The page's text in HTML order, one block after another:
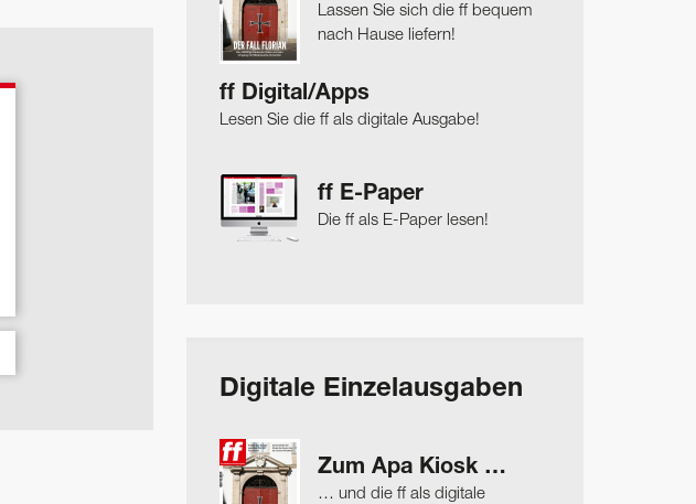
Lassen Sie sich die ff bequem
nach Hause liefern!
ff Digital/Apps
Lesen Sie die ff als digitale Ausgabe!
ff E-Paper
Die ff als E-Paper lesen!
Digitale Einzelausgaben
Zum Apa Kiosk …
… und die ff als digitale